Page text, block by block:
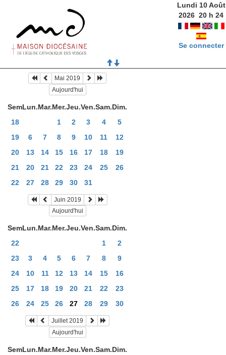
Lundi 10 Août
2026 20 h24
Se connecter
Mai 2019
Aujourd'hui
SemLun.Mar.Mer.Jeu.Ven.Sam.Dim.
18
1 2 3 4
5
19
6 7 8 9 10 11
12
20
13 14 15 16 17 18
19
21
20 21 22 23 24 25
26
22
27 28 29 30 31
Juin 2019
Aujourd'hui
SemLun.Mar.Mer.Jeu.Ven.Sam.Dim.
22
1
2
23
3 4 5 6 7 8
9
24
10 11 12 13 14 15
16
25
17 18 19 20 21 22
23
26
24 25 26 27 28 29 30
Juillet 2019
Aujourd'hui
SemLun.Mar.Mer.Jeu.Ven.Sam.Dim.